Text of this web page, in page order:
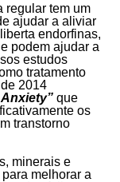
regular tem um
ajudar a aliviar
endorfinas,
podem ajudar a
estudos
tratamento
2014
que
os
transtorno
minerais e
melhorar a